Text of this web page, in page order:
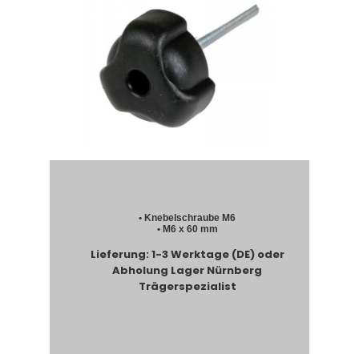
• Knebelschraube M6
• M6 x 60 mm
Lieferung: 1-3 Werktage (DE) oder
Abholung Lager Nürnberg
Trägerspezialist